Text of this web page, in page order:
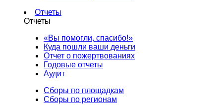
Отчеты
Отчеты
«Вы помогли, спасибо!»
Куда пошли ваши деньги
Отчет о пожертвованиях
Годовые отчеты
Аудит
Сборы по площадкам
Сборы по регионам